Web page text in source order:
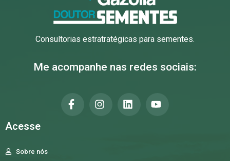
Consultorias estratratégicas para sementes.
Me acompanhe nas redes sociais:
Acesse
Sobre nós